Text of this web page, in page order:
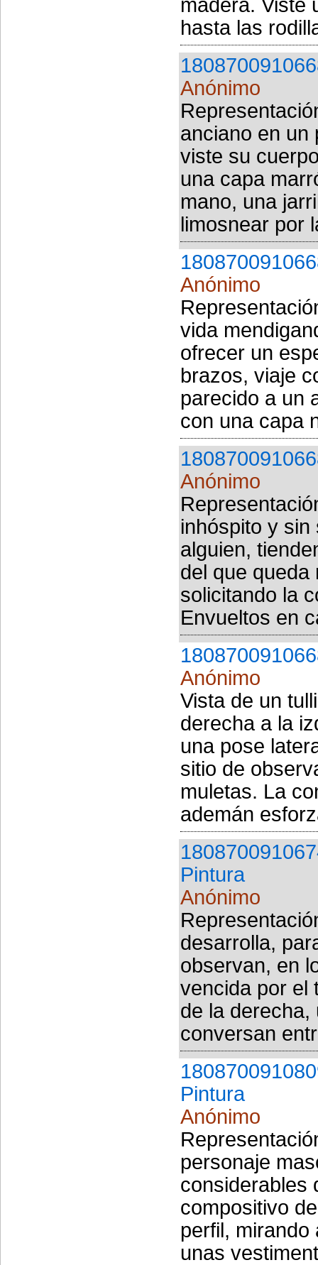
madera. Viste
hasta las
Anónimo
anciano en un
viste su
una capa
mano, una
limosnear por
Anónimo
vida
ofrecer un
brazos, viaje
parecido a un
con una capa
Anónimo
inhóspito y
alguien,
del que queda
solicitando la
Envueltos en
Anónimo
Vista de un
derecha a la
una pose
sitio de
muletas. La
ademán
Pintura
Anónimo
desarrolla,
observan, en
vencida por el
de la derecha,
conversan
Pintura
Anónimo
personaje
considerables
compositivo
perfil, mirando
unas